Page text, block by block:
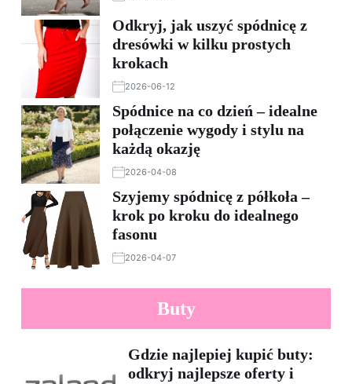
Odkryj, jak uszyć spódnicę z
dresówki w kilku prostych
krokach
2026-06-12
Spódnice na co dzień – idealne
połączenie wygody i stylu na
każdą okazję
2026-04-08
Szyjemy spódnicę z półkoła –
krok po kroku do idealnego
fasonu
2026-04-07
Buty
Gdzie najlepiej kupić buty:
odkryj najlepsze oferty i